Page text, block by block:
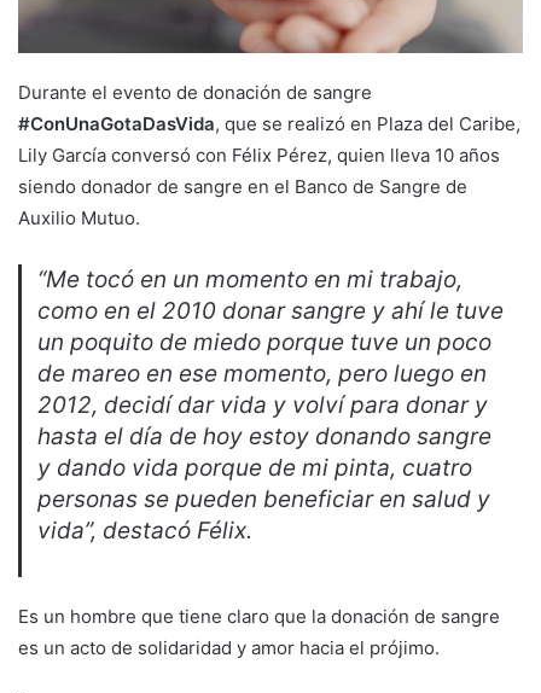
Durante el evento de donación de sangre
#ConUnaGotaDasVida, que se realizó en Plaza del Caribe,
Lily García conversó con Félix Pérez, quien lleva 10 años
siendo donador de sangre en el Banco de Sangre de
Auxilio Mutuo.
“Me tocó en un momento en mi trabajo,
como en el 2010 donar sangre y ahí le tuve
un poquito de miedo porque tuve un poco
de mareo en ese momento, pero luego en
2012, decidí dar vida y volví para donar y
hasta el día de hoy estoy donando sangre
y dando vida porque de mi pinta, cuatro
personas se pueden beneficiar en salud y
vida”, destacó Félix.
Es un hombre que tiene claro que la donación de sangre
es un acto de solidaridad y amor hacia el prójimo.